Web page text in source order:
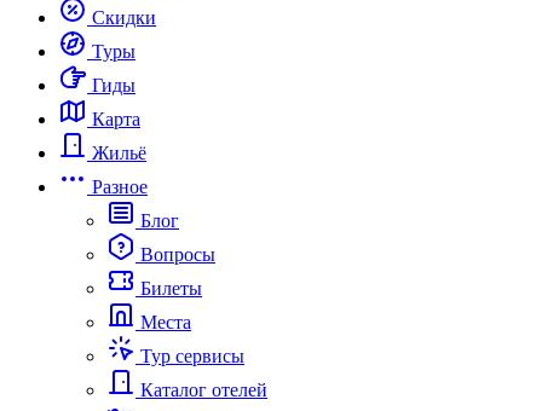
Скидки
Туры
Гиды
Карта
Жильё
Разное
Блог
Вопросы
Билеты
Места
Тур сервисы
Каталог отелей